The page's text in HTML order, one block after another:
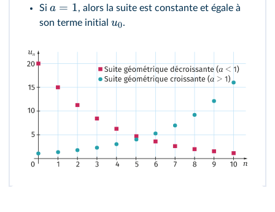
Si a = 1, alors la suite est constante et égale à
son terme initial u0.